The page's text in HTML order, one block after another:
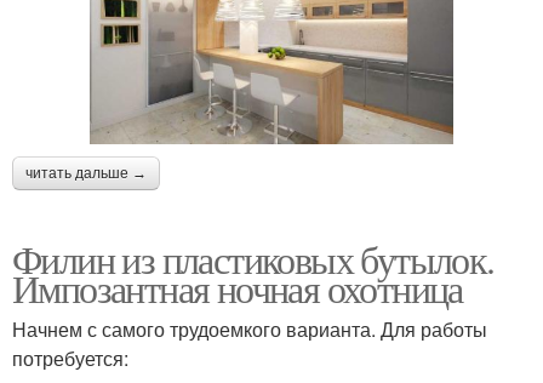
читать дальше →
Филин из пластиковых бутылок.
Импозантная ночная охотница
Начнем с самого трудоемкого варианта. Для работы
потребуется: